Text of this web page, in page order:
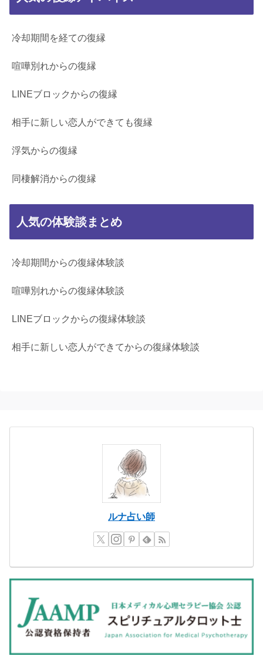
冷却期間を経ての復縁
喧嘩別れからの復縁
LINEブロックからの復縁
相手に新しい恋人ができても復縁
浮気からの復縁
同棲解消からの復縁
人気の体験談まとめ
冷却期間からの復縁体験談
喧嘩別れからの復縁体験談
LINEブロックからの復縁体験談
相手に新しい恋人ができてからの復縁体験談
ルナ占い師